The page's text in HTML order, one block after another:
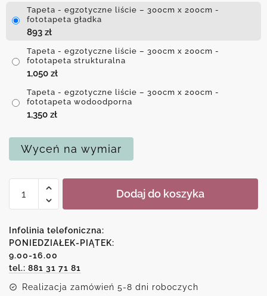
Tapeta - egzotyczne liście – 300cm x 200cm -
fototapeta gładka
893 zł
Tapeta - egzotyczne liście – 300cm x 200cm -
fototapeta strukturalna
1,050 zł
Tapeta - egzotyczne liście – 300cm x 200cm -
fototapeta wodoodporna
1,350 zł
Wyceń na wymiar
Tapeta
egzotyczne
liście
Dodaj do koszyka
Infolinia telefoniczna:
PONIEDZIAŁEK-PIĄTEK:
9.00-16.00
tel.: 881 31 71 81
Realizacja zamówień 5-8 dni roboczych